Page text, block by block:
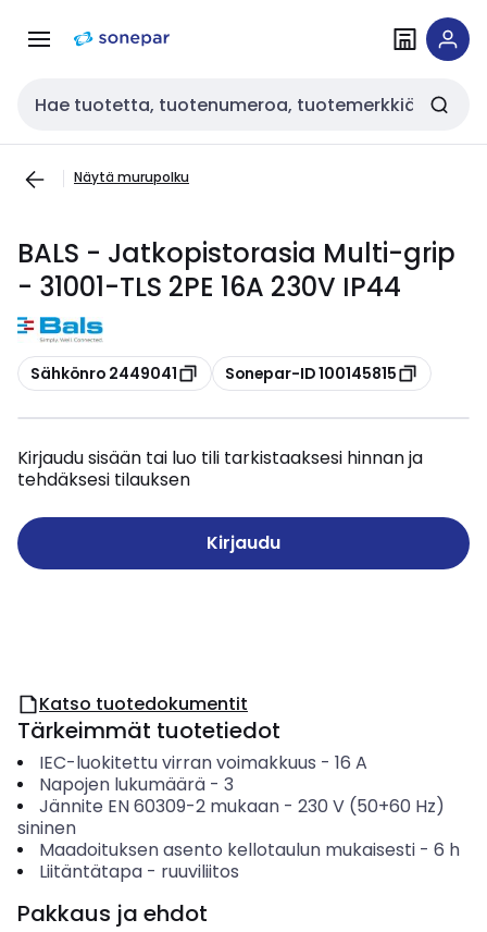
navigointiinsisältöön
Haku
Näytä murupolku
BALS - Jatkopistorasia Multi-grip
- 31001-TLS 2PE 16A 230V IP44
Kopioi
Sähkönro 2449041 Kopioi
Sonepar-ID 100145815
Kirjaudu sisään tai luo tili tarkistaaksesi hinnan ja
tehdäksesi tilauksen
Kirjaudu
Katso tuotedokumentit
Tärkeimmät tuotetiedot
IEC-luokitettu virran voimakkuus - 16 A
Napojen lukumäärä- 3
Jännite EN 60309-2 mukaan- 230 V (50+60 Hz)
sininen
Maadoituksen asento kellotaulun mukaisesti- 6 h
Liitäntätapa- ruuviliitos
Pakkaus ja ehdot